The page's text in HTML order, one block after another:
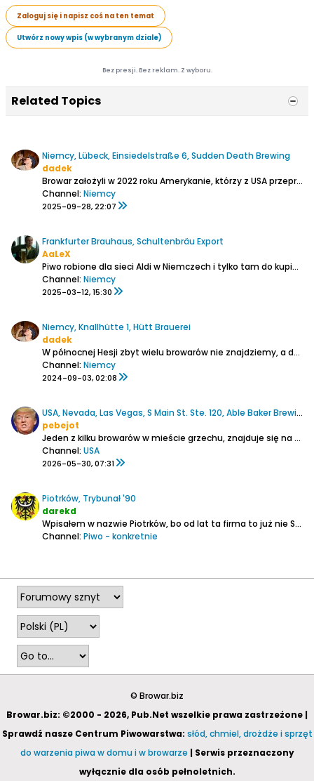
Zaloguj się i napisz coś na ten temat
Utwórz nowy wpis (w wybranym dziale)
Bez presji. Bez reklam. Z wyboru.
Related Topics
Niemcy, Lübeck, Einsiedelstraße 6, Sudden Death Brewing
dadek
Browar założyli w 2022 roku Amerykanie, którzy z USA przeprowadzili się do Niemiec by warzyć amerykańskie style piw. Ulokowany został w pięknie zrewitalizowanej dawnej przemysłowo-portowej dzielnicy Roddenkoppel na zachodnim brzegu rzeki Trave. Ze starówki to 2-kilometrowy spacer przez 2 mosty,...
Channel: Niemcy
2025-09-28, 22:07
Frankfurter Brauhaus, Schultenbräu Export
AaLeX
Piwo robione dla sieci Aldi w Niemczech i tylko tam do kupienia. Alkohol 5,4%. Cena 0,55ct/puszka. W butelce nie występuje. Zresztą w sklepach Aldi w Niemczech brak piw w szklanych butelkach. Są tylko opakowania zwrotne typu plastik i aluminium. Ekstraktu brak. Skład: woda, słód, chmiel. Barwa...
Channel: Niemcy
2025-03-12, 15:30
Niemcy, Knallhütte 1, Hütt Brauerei
dadek
W północnej Hesji zbyt wielu browarów nie znajdziemy, a do policzenia takich średniej wielkości nie są potrzebne nawet wszystkie palce jednej ręki. Hütt, z tradycją warzenia od 1752 roku i produkcją około 80 tyś. hl rocznie, jest więc rodzynkiem na tym terenie. Browar mieści się tuż...
Channel: Niemcy
2024-09-03, 02:08
USA, Nevada, Las Vegas, S Main St. Ste. 120, Able Baker Brewing
pebejot
Jeden z kilku browarów w mieście grzechu, znajduje się na uboczu z dala od jaskiń hazardu, nieopodal początkowej stacji kolei jednoszynowej Monorail "Sahara".
Channel: USA
2026-05-30, 07:31
Piotrków, Trybunał '90
darekd
Wpisałem w nazwie Piotrków, bo od lat ta firma to już nie Sulimar tylko DRINK ID. Na krawatce mają "Browar Piotrków)
Channel: Piwo - konkretnie
© Browar.biz
Browar.biz: ©2000 - 2026, Pub.Net wszelkie prawa zastrzeżone |
Sprawdź nasze Centrum Piwowarstwa: słód, chmiel, drożdże i sprzęt
do warzenia piwa w domu i w browarze | Serwis przeznaczony
wyłącznie dla osób pełnoletnich.